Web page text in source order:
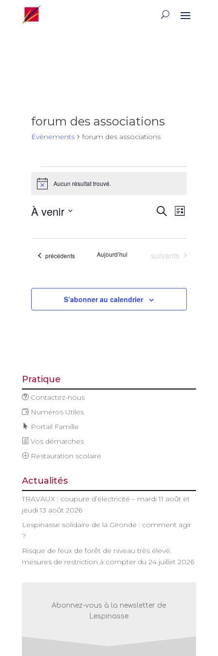
forum des associations
Évènements forum des associations
NoticeAucun résultat trouvé.
vues
Recherche
de
Liste
À venir
Évènements
précédents Aujourd’hui Évènements
suivants
S’abonner au calendrier
Pratique
Contactez-nous
Numéros Utiles
Portail Famille
Vos démarches
Restauration scolaire
Actualités
TRAVAUX : coupure d’électricité – mardi 11 août et
jeudi 13 août 2026
Lespinasse solidaire de la Gironde : comment agir
?
Risque de feux de forêt de niveau très élevé:
mesures de restriction à compter du 24 juillet 2026
Abonnez-vous à la newsletter de
Lespinasse